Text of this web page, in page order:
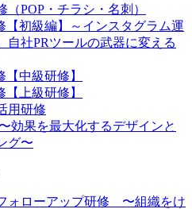
POP・チラシ・名刺）
【初級編】～インスタグラム運
自社PRツールの武器に変える
【中級研修】
【上級研修】
用研修
効果を最大化するデザインと
グ〜
ォローアップ研修 〜組織をけ